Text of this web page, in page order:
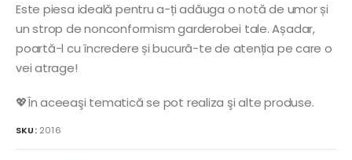
Este piesa ideală pentru a-ți adăuga o notă de umor și
un strop de nonconformism garderobei tale. Așadar,
poartă-l cu încredere și bucură-te de atenția pe care o
vei atrage!
💖În aceeaşi tematică se pot realiza şi alte produse.
SKU: 2016